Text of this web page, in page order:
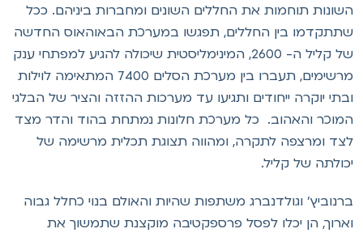
תוחמות את החללים השונים ומחברות ביניהם. ככל
בין החללים, תפגשו במערכת הבאוהאוס החדשה
של קליל ה- 2600, המינימליסטית שיכולה להגיע למפתחי ענק
מרשימים, תעברו בין מערכת הסלים 7400 המתאימה לוילות
יוקרה ייחודים ותגיעו עד מערכות ההזזה והציר של הבלגי
והאהוב. כל מערכת חלונות נמתחת בהוד והדר מצד
ומרצפה לתקרה, ומהווה תצוגת תכלית מרשימה של
של קליל.
וגולדנברג משתפות שהיות והאולם בנוי כחלל גבוה
הן יכלו לפסל פרספקטיבה מוקצנת שתמשוך את